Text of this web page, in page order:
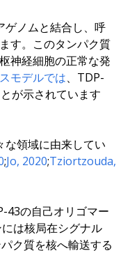
ゲノムと結合し、呼
す。このタンパク質
神経細胞の正常な発
モデルでは、TDP-
が示されています
な領域に由来してい
;Jo, 2020;Tziortzouda,
43の自己オリゴマー
は核局在シグナル
ク質を核へ輸送する